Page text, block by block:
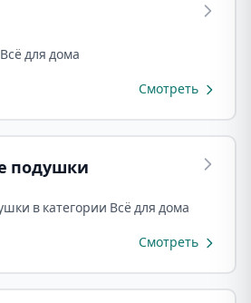
для дома
Смотреть
подушки
в категории Всё для дома
Смотреть